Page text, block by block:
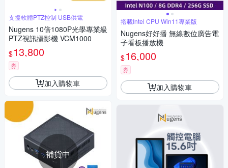
支援軟體PTZ控制 USB供電
Nugens 10倍1080P光學專業級
PTZ視訊攝影機 VCM1000
$13,800
券
加入購物車
補貨中
搭載Intel CPU Win11專業版
Nugens好好播 無線數位廣告電
子看板播放機
$16,000
券
加入購物車